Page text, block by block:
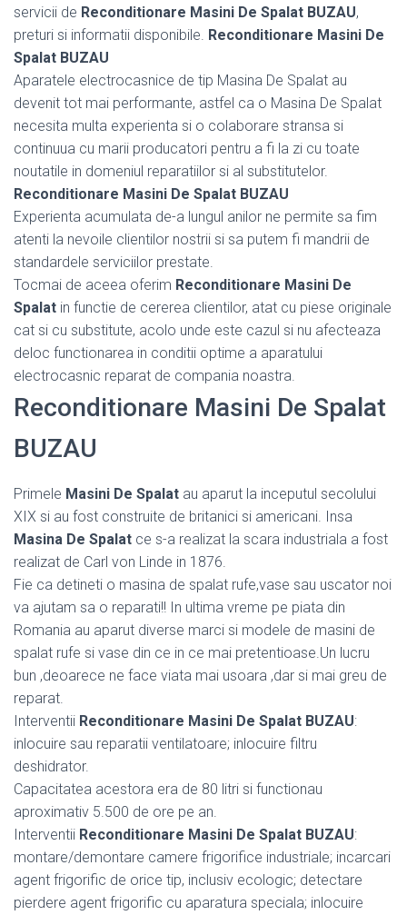
servicii de Reconditionare Masini De Spalat BUZAU,
preturi si informatii disponibile. Reconditionare Masini De
Spalat BUZAU
Aparatele electrocasnice de tip Masina De Spalat au
devenit tot mai performante, astfel ca o Masina De Spalat
necesita multa experienta si o colaborare stransa si
continuua cu marii producatori pentru a fi la zi cu toate
noutatile in domeniul reparatiilor si al substitutelor.
Reconditionare Masini De Spalat BUZAU
Experienta acumulata de-a lungul anilor ne permite sa fim
atenti la nevoile clientilor nostrii si sa putem fi mandrii de
standardele serviciilor prestate.
Tocmai de aceea oferim Reconditionare Masini De
Spalat in functie de cererea clientilor, atat cu piese originale
cat si cu substitute, acolo unde este cazul si nu afecteaza
deloc functionarea in conditii optime a aparatului
electrocasnic reparat de compania noastra.
Reconditionare Masini De Spalat
BUZAU
Primele Masini De Spalat au aparut la inceputul secolului
XIX si au fost construite de britanici si americani. Insa
Masina De Spalat ce s-a realizat la scara industriala a fost
realizat de Carl von Linde in 1876.
Fie ca detineti o masina de spalat rufe,vase sau uscator noi
va ajutam sa o reparati!! In ultima vreme pe piata din
Romania au aparut diverse marci si modele de masini de
spalat rufe si vase din ce in ce mai pretentioase.Un lucru
bun ,deoarece ne face viata mai usoara ,dar si mai greu de
reparat.
Interventii Reconditionare Masini De Spalat BUZAU:
inlocuire sau reparatii ventilatoare; inlocuire filtru
deshidrator.
Capacitatea acestora era de 80 litri si functionau
aproximativ 5.500 de ore pe an.
Interventii Reconditionare Masini De Spalat BUZAU:
montare/demontare camere frigorifice industriale; incarcari
agent frigorific de orice tip, inclusiv ecologic; detectare
pierdere agent frigorific cu aparatura speciala; inlocuire